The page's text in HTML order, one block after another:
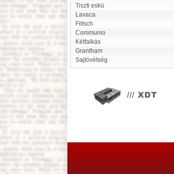
Tiszti eskü
Lavaca
Filtsch
Communio
Kétfalkás
Grantham
Sajtóvétség